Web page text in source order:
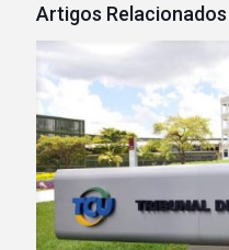
Artigos Relacionados